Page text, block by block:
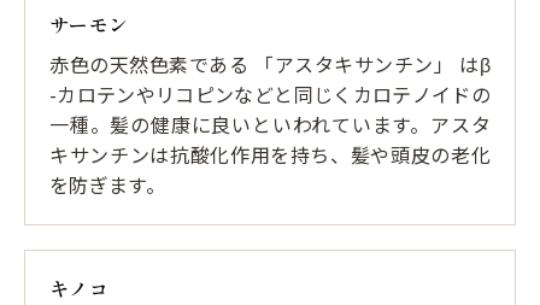
サーモン
赤色の天然色素である 「アスタキサンチン」 はβ
-カロテンやリコピンなどと同じくカロテノイドの
一種。髪の健康に良いといわれています。アスタ
キサンチンは抗酸化作用を持ち、髪や頭皮の老化
を防ぎます。
キノコ